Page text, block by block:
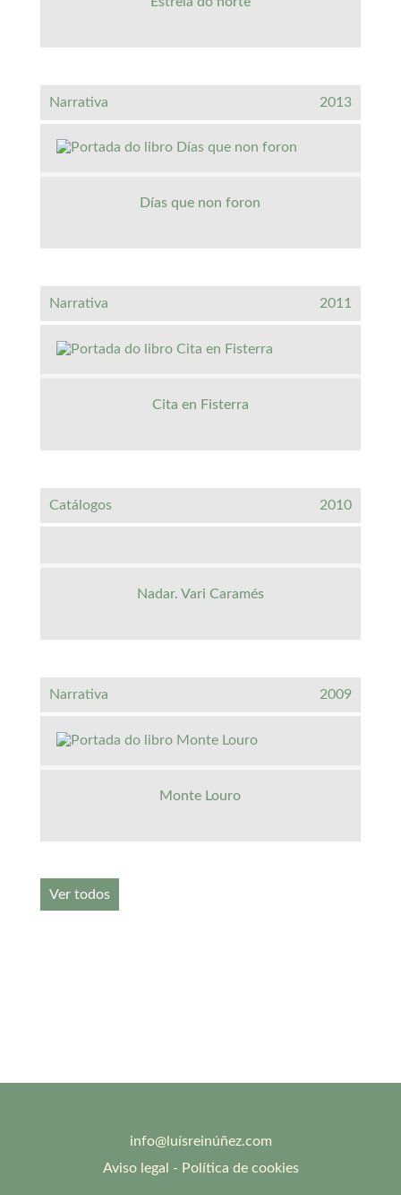
Narrativa 2013
Días que non foron
Narrativa 2011
Cita en Fisterra
Catálogos 2010
Nadar. Vari Caramés
Narrativa 2009
Monte Louro
Ver todos
info@luísreinúñez.com
Aviso legal
- Política de cookies